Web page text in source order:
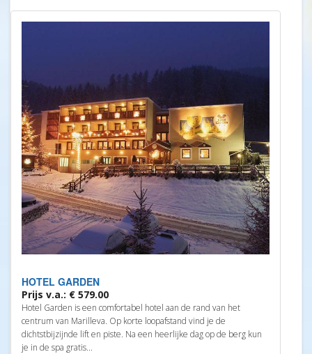
HOTEL GARDEN
Prijs v.a.: € 579.00
Hotel Garden is een comfortabel hotel aan de rand van het
centrum van Marilleva. Op korte loopafstand vind je de
dichtstbijzijnde lift en piste. Na een heerlijke dag op de berg kun
je in de spa gratis...